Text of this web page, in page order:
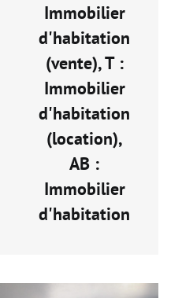
Immobilier
d'habitation
(vente), T :
Immobilier
d'habitation
(location),
AB :
Immobilier
d'habitation